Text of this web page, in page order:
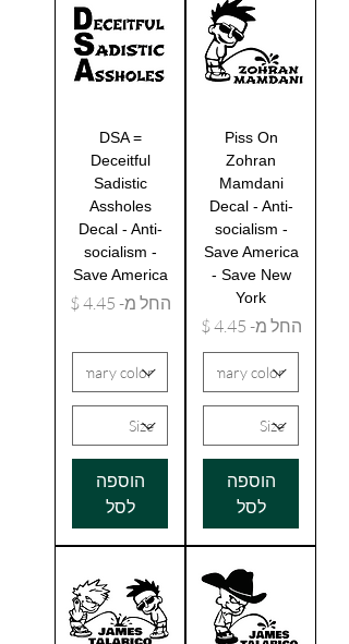
Piss On
Zohran
Mamdani
Decal - Anti-
socialism -
Save America
- Save New
York
החל מ-
מחיר מבצע
הוספה
לסל
DSA =
Deceitful
Sadistic
Assholes
Decal - Anti-
socialism -
Save America
החל מ-
מחיר מבצע
הוספה
לסל